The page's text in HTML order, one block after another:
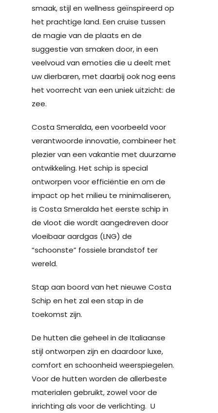
smaak, stijl en wellness geïnspireerd op
het prachtige land. Een cruise tussen
de magie van de plaats en de
suggestie van smaken door, in een
veelvoud van emoties die u deelt met
uw dierbaren, met daarbij ook nog eens
het voorrecht van een uniek uitzicht: de
zee.
Costa Smeralda, een voorbeeld voor
verantwoorde innovatie, combineer het
plezier van een vakantie met duurzame
ontwikkeling. Het schip is special
ontworpen voor efficiëntie en om de
impact op het milieu te minimaliseren,
is Costa Smeralda het eerste schip in
de vloot die wordt aangedreven door
vloeibaar aardgas (LNG) de
“schoonste” fossiele brandstof ter
wereld.
Stap aan boord van het nieuwe Costa
Schip en het zal een stap in de
toekomst zijn.
De hutten die geheel in de Italiaanse
stijl ontworpen zijn en daardoor luxe,
comfort en schoonheid weerspiegelen.
Voor de hutten worden de allerbeste
materialen gebruikt, zowel voor de
inrichting als voor de verlichting. U